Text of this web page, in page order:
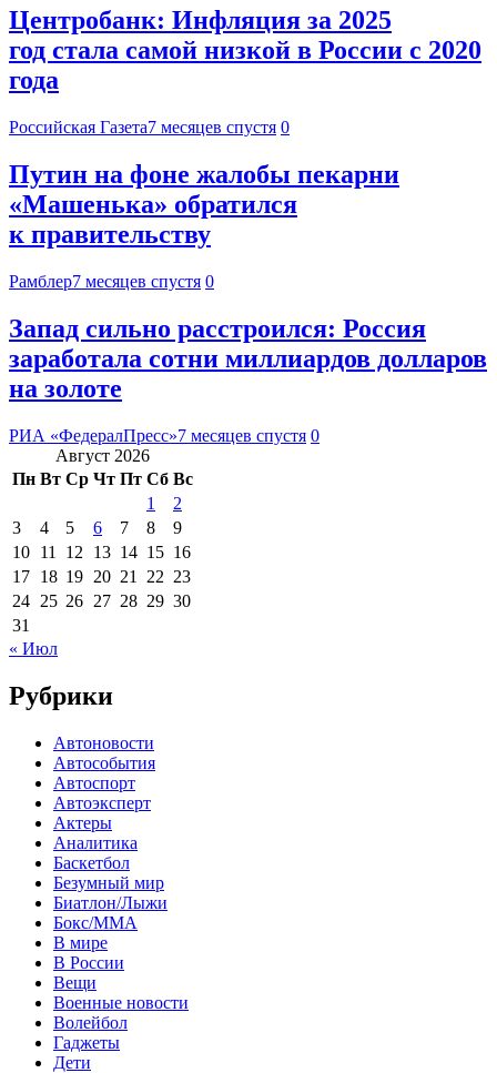
Центробанк: Инфляция за 2025
год стала самой низкой в России с 2020
года
Российская Газета7 месяцев спустя 0
Путин на фоне жалобы пекарни
«Машенька» обратился
к правительству
Рамблер7 месяцев спустя 0
Запад сильно расстроился: Россия
заработала сотни миллиардов долларов
на золоте
РИА «ФедералПресс»7 месяцев спустя 0
Август 2026
Пн Вт Ср Чт Пт Сб Вс
1
2
3
4 5 6 7 8
9
10 11 12 13 14 15 16
17 18 19 20 21 22 23
24 25 26 27 28 29 30
31
« Июл
Рубрики
Автоновости
Автособытия
Автоспорт
Автоэксперт
Актеры
Аналитика
Баскетбол
Безумный мир
Биатлон/Лыжи
Бокс/MMA
В мире
В России
Вещи
Военные новости
Волейбол
Гаджеты
Дети